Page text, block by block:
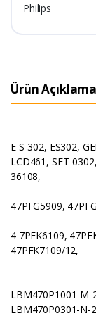
Philips
Ürün
E S-302, ES302,
LCD461, SET-
36108,
47PFG5909,
4 7PFK6109,
47PFK7109/12,
LBM470P1001-M-
LBM470P0301-N-